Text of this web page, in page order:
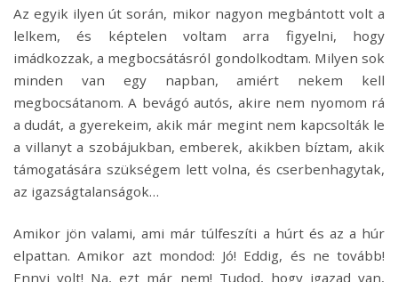
Az egyik ilyen út során, mikor nagyon megbántott volt a
lelkem, és képtelen voltam arra figyelni, hogy
imádkozzak, a megbocsátásról gondolkodtam. Milyen sok
minden van egy napban, amiért nekem kell
megbocsátanom. A bevágó autós, akire nem nyomom rá
a dudát, a gyerekeim, akik már megint nem kapcsolták le
a villanyt a szobájukban, emberek, akikben bíztam, akik
támogatására szükségem lett volna, és cserbenhagytak,
az igazságtalanságok…
Amikor jön valami, ami már túlfeszíti a húrt és az a húr
elpattan. Amikor azt mondod: Jó! Eddig, és ne tovább!
Ennyi volt! Na, ezt már nem! Tudod, hogy igazad van,